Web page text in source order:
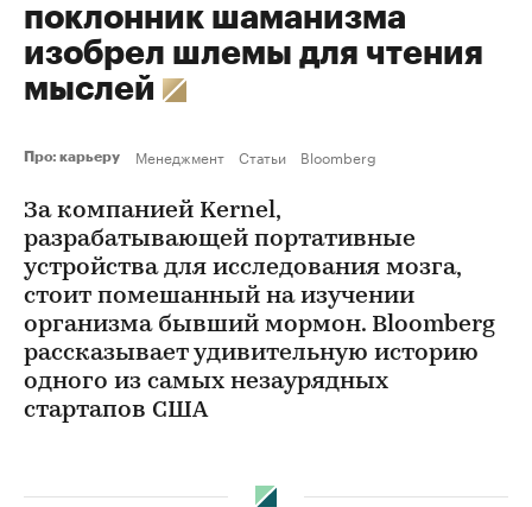
поклонник шаманизма
изобрел шлемы для чтения
мыслей
Про: карьеру Менеджмент Статьи Bloomberg
За компанией Kernel,
разрабатывающей портативные
устройства для исследования мозга,
стоит помешанный на изучении
организма бывший мормон. Bloomberg
рассказывает удивительную историю
одного из самых незаурядных
стартапов США